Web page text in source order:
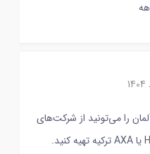
را می‌تونید از شرکت‌های
معتبر مثل HanseMerkur، Allianz یا AXA ترکیه تهیه کنید.